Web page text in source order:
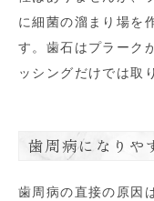
に細菌の溜まり場を
す。歯石はプラーク
ッシングだけでは取
歯周病になりや
歯周病の直接の原因